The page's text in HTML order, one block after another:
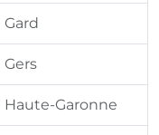
Garonne